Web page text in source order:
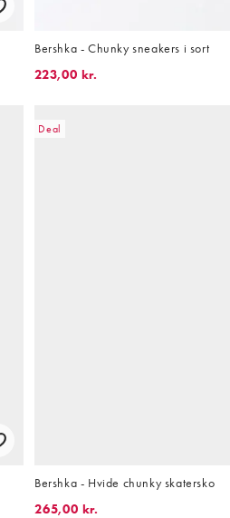
Bershka - Chunky sneakers i sort
223,00 kr.
Deal
Bershka - Hvide chunky skatersko
265,00 kr.